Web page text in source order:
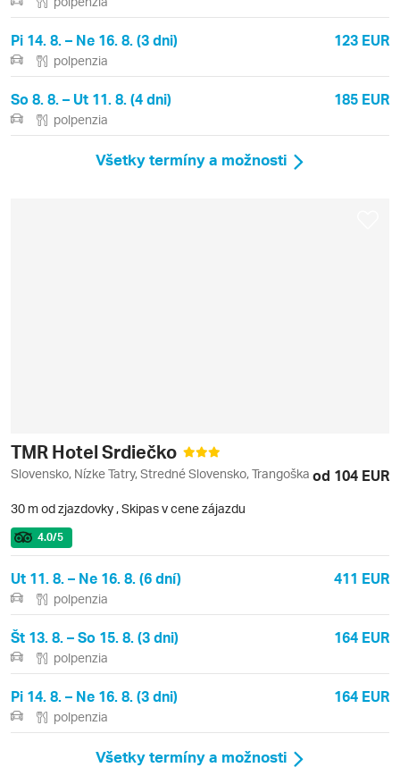
Pi 14. 8. – Ne 16. 8. (3 dni) 123 EUR
polpenzia
So 8. 8. – Ut 11. 8. (4 dni) 185 EUR
polpenzia
Všetky termíny a možnosti
TMR Hotel Srdiečko
Slovensko, Nízke Tatry, Stredné Slovensko, Trangoška od 104 EUR
30 m od zjazdovky ,Skipas v cene zájazdu
4.0/5
Ut 11. 8. – Ne 16. 8. (6 dní) 411 EUR
polpenzia
Št 13. 8. – So 15. 8. (3 dni) 164 EUR
polpenzia
Pi 14. 8. – Ne 16. 8. (3 dni) 164 EUR
polpenzia
Všetky termíny a možnosti